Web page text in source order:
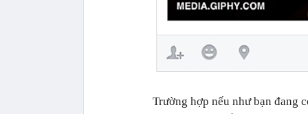
Trường hợp nếu như bạn đang